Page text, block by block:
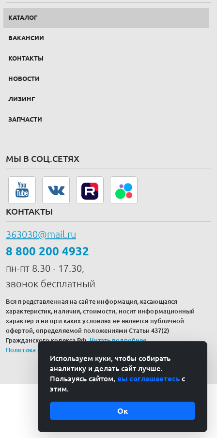
КАТАЛОГ
ВАКАНСИИ
КОНТАКТЫ
НОВОСТИ
ЛИЗИНГ
ЗАПЧАСТИ
МЫ В СОЦ.СЕТЯХ
КОНТАКТЫ
363030@mail.ru
8 800 200 4932
пн-пт 8.30 - 17.30,
звонок бесплатный
Вся представленная на сайте информация, касающаяся
характеристик, наличия, стоимости, носит информационный
характер и ни при каких условиях не является публичной
офертой, определяемой положениями Статьи 437(2)
Гражданского кодекса РФ.Читать подробнее.
Политика обработки персональных данных
Используем куки, чтобы собирать
аналитику и делать сайт лучше.
Пользуясь сайтом, вы соглашаетесь с
этим.
Ок